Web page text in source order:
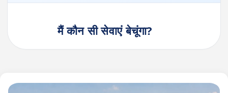
मैं कौन सी सेवाएं बेचूंगा?